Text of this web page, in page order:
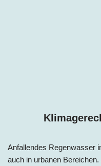
Anfallendes Regenwasser
auch in urbanen